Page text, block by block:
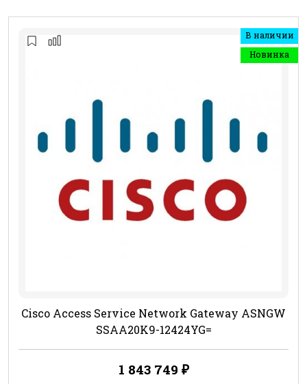
В наличии
Новинка
Cisco Access Service Network Gateway ASNGW
SSAA20K9-12424YG=
1 843 749 ₽